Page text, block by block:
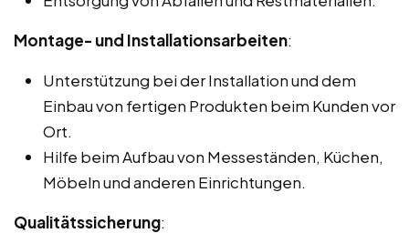
Montage- und Installationsarbeiten:
Unterstützung bei der Installation und dem
Einbau von fertigen Produkten beim Kunden vor
Ort.
Hilfe beim Aufbau von Messeständen, Küchen,
Möbeln und anderen Einrichtungen.
Qualitätssicherung: